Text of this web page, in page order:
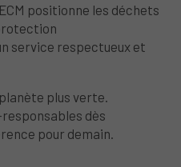
positionne les déchets
service respectueux et
plus verte.
dès
pour demain.